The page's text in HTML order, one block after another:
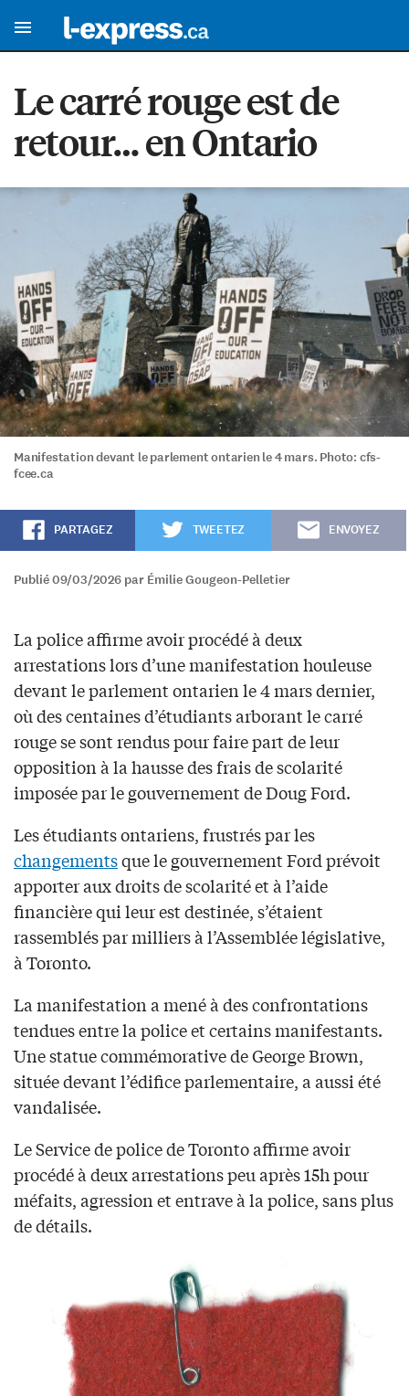
Le carré rouge est de
retour… en Ontario
Manifestation devant le parlement ontarien le 4 mars. Photo: cfs-
fcee.ca
PARTAGEZ TWEETEZ ENVOYEZ
Publié 09/03/2026 par Émilie Gougeon-Pelletier
La police affirme avoir procédé à deux
arrestations lors d’une manifestation houleuse
devant le parlement ontarien le 4 mars dernier,
où des centaines d’étudiants arborant le carré
rouge se sont rendus pour faire part de leur
opposition à la hausse des frais de scolarité
imposée par le gouvernement de Doug Ford.
Les étudiants ontariens, frustrés par les
changementsque le gouvernement Ford prévoit
apporter aux droits de scolarité et à l’aide
financière qui leur est destinée, s’étaient
rassemblés par milliers à l’Assemblée législative,
à Toronto.
La manifestation a mené à des confrontations
tendues entre la police et certains manifestants.
Une statue commémorative de George Brown,
située devant l’édifice parlementaire, a aussi été
vandalisée.
Le Service de police de Toronto affirme avoir
procédé à deux arrestations peu après 15h pour
méfaits, agression et entrave à la police, sans plus
de détails.